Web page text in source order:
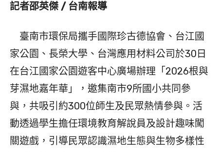
記者邵英傑 / 台南報導
臺南市環保局攜手國際珍古德協會、台江國
家公園、長榮大學、台灣應用材料公司於30日
在台江國家公園遊客中心廣場辦理「2026根與
芽濕地嘉年華」，邀集南市9所國小共同參
與，共吸引約300位師生及民眾熱情參與。活
動透過學生擔任環境教育解說員及設計趣味闖
關遊戲，引導民眾認識濕地生態與生物多樣性